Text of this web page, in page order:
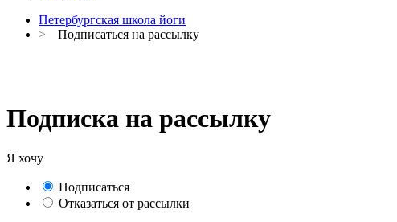
Петербургская школа йоги
>
Подписаться на рассылку
Подписка на рассылку
Я хочу
Подписаться
Отказаться от рассылки